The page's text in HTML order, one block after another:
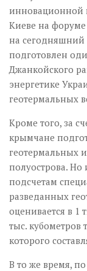
инновационной
Киеве на форуме
на сегодняшний
подготовлен
Джанкойского
энергетике
геотермальных
Кроме того, за
крымчане
геотермальных
полуострова. Но
подсчетам
разведанных
оценивается в 1
тыс. кубометров
которого
В то же время,